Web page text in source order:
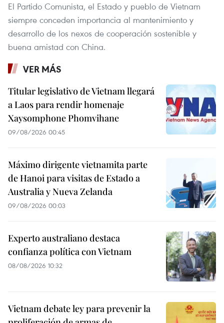
El Partido Comunista, el Estado y pueblo de Vietnam
siempre conceden importancia al mantenimiento y
desarrollo de los nexos de cooperación sostenible y
buena amistad con China.
VER MÁS
Titular legislativo de Vietnam llegará
a Laos para rendir homenaje
Xaysomphone Phomvihane
09/08/2026 00:45
Máximo dirigente vietnamita parte
de Hanoi para visitas de Estado a
Australia y Nueva Zelanda
09/08/2026 00:03
Experto australiano destaca
confianza política con Vietnam
08/08/2026 10:32
Vietnam debate ley para prevenir la